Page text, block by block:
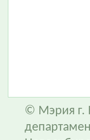
© Мэрия г.